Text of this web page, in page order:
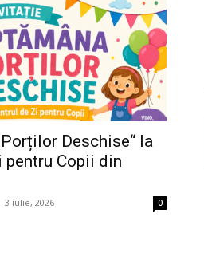
Deschise“ la
pentru Copii din
3 iulie, 2026 0